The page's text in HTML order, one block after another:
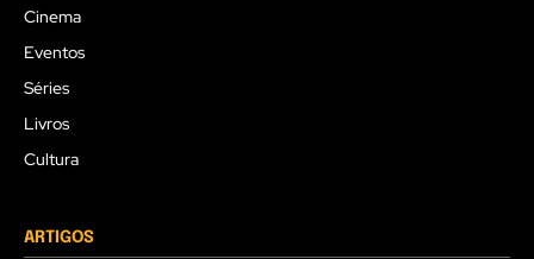
Cinema
Eventos
Séries
Livros
Cultura
ARTIGOS